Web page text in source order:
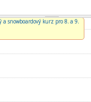
a snowboardový kurz pro 8. a 9.